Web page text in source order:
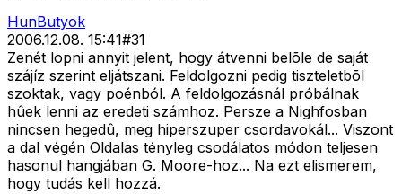
HunButyok
2006.12.08. 15:41#31
Zenét lopni annyit jelent, hogy átvenni belõle de saját
szájíz szerint eljátszani. Feldolgozni pedig tiszteletbõl
szoktak, vagy poénból. A feldolgozásnál próbálnak
hûek lenni az eredeti számhoz. Persze a Nighfosban
nincsen hegedû, meg hiperszuper csordavokál... Viszont
a dal végén Oldalas tényleg csodálatos módon teljesen
hasonul hangjában G. Moore-hoz... Na ezt elismerem,
hogy tudás kell hozzá.